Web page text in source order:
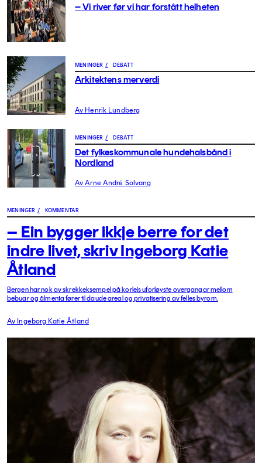
– Vi river før vi har forstått helheten
MENINGER / DEBATT
Arkitektens merverdi
Av Henrik Lundberg
MENINGER / DEBATT
Det fylkeskommunale hundehalsbånd i
Nordland
Av Arne André Solvang
MENINGER / KOMMENTAR
– Ein bygger ikkje berre for det
indre livet, skriv Ingeborg Katie
Åtland
Bergen har nok av skrekkeksempel på korleis uforløyste overgangar mellom
bebuar og ålmenta fører til daude areal og privatisering av felles byrom.
Av Ingeborg Katie Åtland